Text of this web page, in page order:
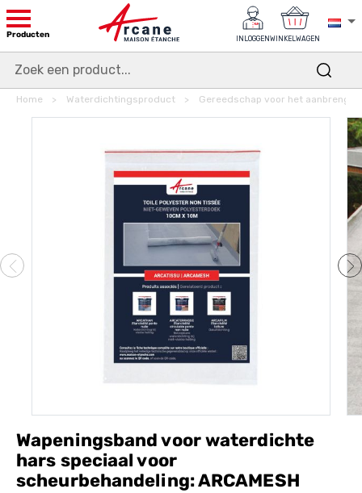
Producten INLOGGENWINKELWAGEN
Home Waterdichtingsproduct Gereedschap voor het
Wapeningsband voor waterdichte
hars speciaal voor
scheurbehandeling: ARCAMESH